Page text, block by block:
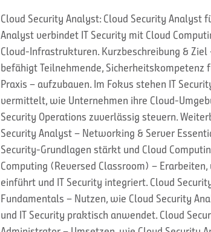
Cloud Security Analyst: Cloud Security Analyst
Analyst verbindet IT Security mit Cloud
Cloud-Infrastrukturen. Kurzbeschreibung &
befähigt Teilnehmende, Sicherheitskompetenz
Praxis – aufzubauen. Im Fokus stehen IT
vermittelt, wie Unternehmen ihre Cloud-
Security Operations zuverlässig steuern.
Security Analyst – Networking & Server
Security-Grundlagen stärkt und Cloud
Computing (Reversed Classroom) –
einführt und IT Security integriert. Cloud
Fundamentals – Nutzen, wie Cloud Security
und IT Security praktisch anwendet. Cloud